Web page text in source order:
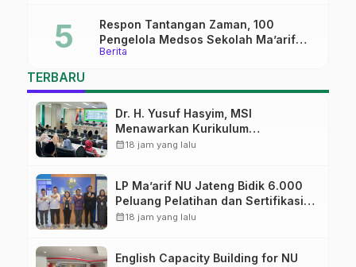
Berita
Respon Tantangan Zaman, 100
Pengelola Medsos Sekolah Ma’arif
Pekalongan Ikuti Pelatihan Literasi
TERBARU
Dr. H. Yusuf Hasyim, MSI
Menawarkan Kurikulum
Diversifikasi, Harapan Baru dalam
calendar_month18 jam yang lalu
LP Ma’arif NU Jateng Bidik 6.000
Peluang Pelatihan dan Sertifikasi
bagi Lulusan SMK
calendar_month18 jam yang lalu
English Capacity Building for NU